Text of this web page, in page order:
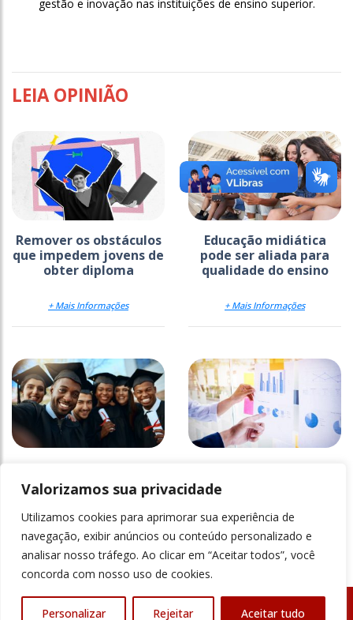
Valorizamos sua privacidade
Utilizamos cookies para aprimorar sua experiência de
navegação, exibir anúncios ou conteúdo personalizado e
analisar nosso tráfego. Ao clicar em “Aceitar todos”, você
concorda com nosso uso de cookies.
Personalizar Rejeitar Aceitar tudo
gestão e inovação nas instituições de ensino superior.
LEIA OPINIÃO
Remover os obstáculos
que impedem jovens de
obter diploma
+ Mais Informações
Educação midiática
pode ser aliada para
qualidade do ensino
+ Mais Informações
fornecedoras de
produtos-serviços
+ Mais Informações + Mais Informações